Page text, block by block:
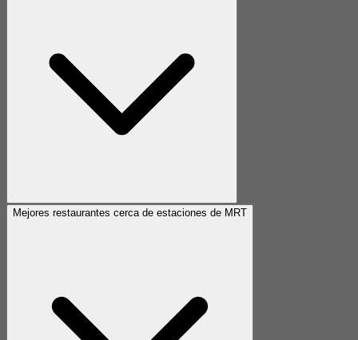
Mejores restaurantes cerca de estaciones de MRT